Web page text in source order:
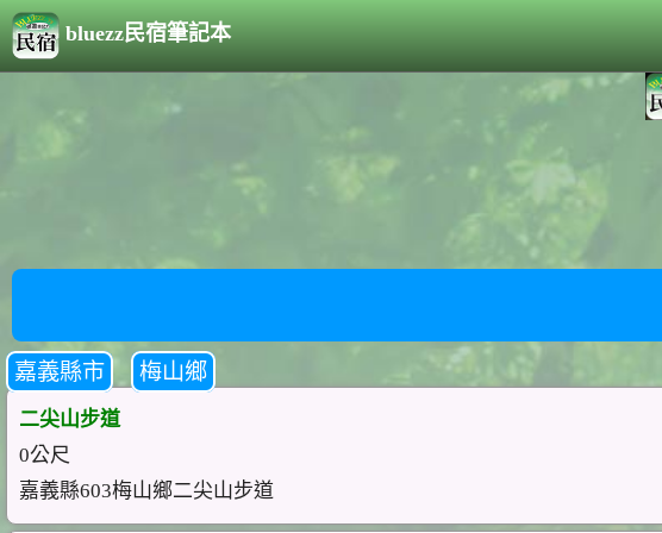
bluezz民宿筆記本
嘉義縣市 梅山鄉
二尖山步道
0公尺
嘉義縣603梅山鄉二尖山步道